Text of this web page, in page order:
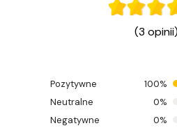
(3 opinii)
Pozytywne
100%
Neutralne
0%
Negatywne
0%